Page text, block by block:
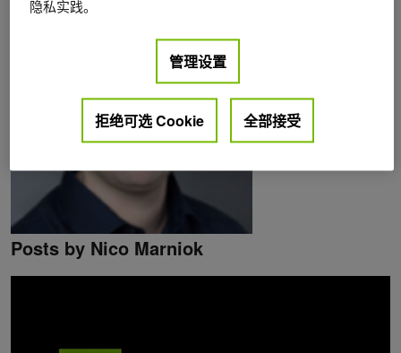
Posts by Nico Marniok
隐私实践。
管理设置
拒绝可选 Cookie 全部接受